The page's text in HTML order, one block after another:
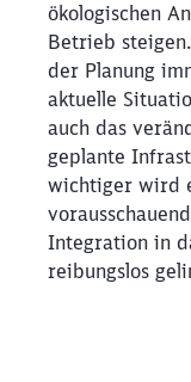
ökologischen
Betrieb
der Planung
aktuelle
auch das
geplante
wichtiger wird
Integration in
reibungslos